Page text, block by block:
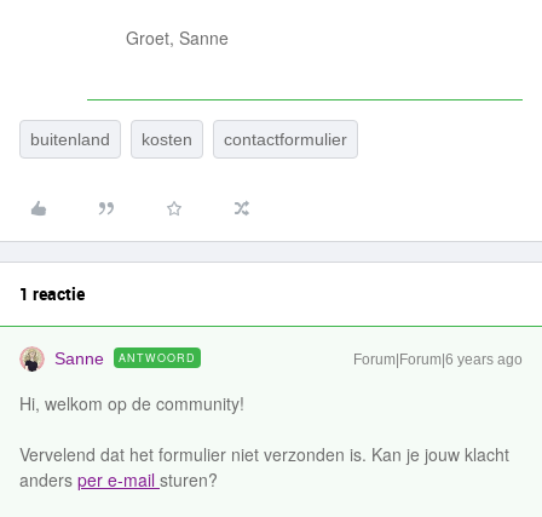
Groet, Sanne
buitenland kosten contactformulier
1 reactie
Sanne ANTWOORD Forum|Forum|6 years ago
Hi, welkom op de community!
Vervelend dat het formulier niet verzonden is. Kan je jouw klacht
anders per e-mail sturen?